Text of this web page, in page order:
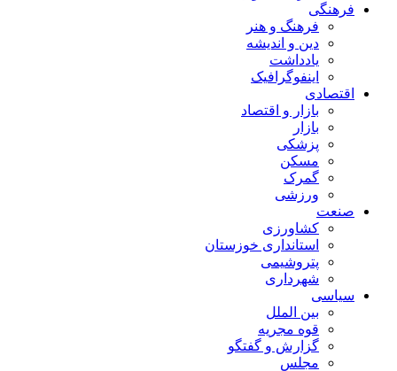
فرهنگی
فرهنگ و هنر
دین و اندیشه
یادداشت
اینفوگرافیک
اقتصادی
بازار و اقتصاد
بازار
پزشکی
مسکن
گمرک
ورزشی
صنعت
کشاورزی
استانداری خوزستان
پتروشیمی
شهرداری
سیاسی
بین الملل
قوه مجریه
گزارش و گفتگو
مجلس